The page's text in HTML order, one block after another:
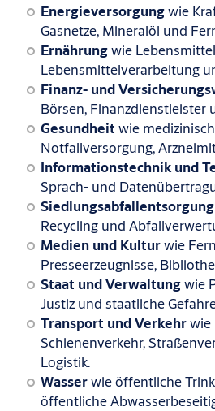
Energieversorgungwie
Gasnetze, Mineralöl und
Ernährungwie
Lebensmittelverarbeitung
Finanz- und
Börsen, Finanzdienstleister
Gesundheit wie
Notfallversorgung,
Informationstechnik und
Sprach- und
Siedlungsabfallentsorgung
Recycling und
Medien und Kulturwie
Presseerzeugnisse,
Staat und Verwaltungwie
Justiz und staatliche
Transport und Verkehrwie
Schienenverkehr,
Logistik.
Wasserwie öffentliche
öffentliche